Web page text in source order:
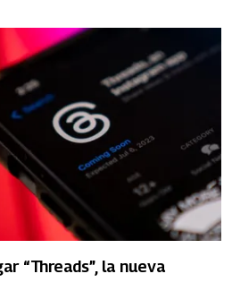
“Threads”, la nueva